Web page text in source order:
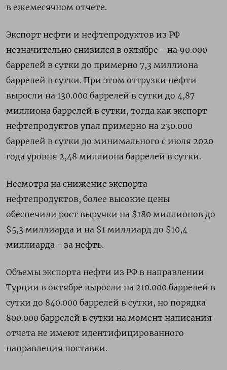
в ежемесячном отчете.
Экспорт нефти и нефтепродуктов из РФ
незначительно снизился в октябре - на 90.000
баррелей в сутки до примерно 7,3 миллиона
баррелей в сутки. При этом отгрузки нефти
выросли на 130.000 баррелей в сутки до 4,87
миллиона баррелей в сутки, тогда как экспорт
нефтепродуктов упал примерно на 230.000
баррелей в сутки до минимального с июля 2020
года уровня 2,48 миллиона баррелей в сутки.
Несмотря на снижение экспорта
нефтепродуктов, более высокие цены
обеспечили рост выручки на $180 миллионов до
$5,3 миллиарда и на $1 миллиард до $10,4
миллиарда - за нефть.
Объемы экспорта нефти из РФ в направлении
Турции в октябре выросли на 210.000 баррелей в
сутки до 840.000 баррелей в сутки, но порядка
800.000 баррелей в сутки на момент написания
отчета не имеют идентифицированного
направления поставки.